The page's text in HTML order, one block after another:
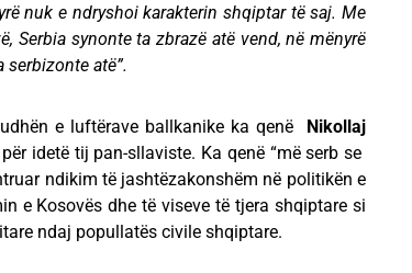
nuk e ndryshoi karakterin shqiptar të saj. Me
Serbia synonte ta zbrazë atë vend, në mënyrë
atë”.
e luftërave ballkanike ka qenë Nikollaj
idetë tij pan-sllaviste. Ka qenë “më serb se
ndikim të jashtëzakonshëm në politikën e
e Kosovës dhe të viseve të tjera shqiptare si
ndaj popullatës civile shqiptare.